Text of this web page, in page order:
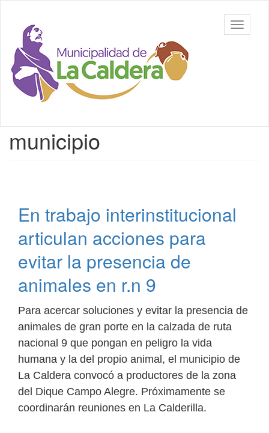
contenido
principal
Municipalidad
de La
Caldera,
Salta
barra
Contenido
municipio
En trabajo interinstitucional
articulan acciones para
evitar la presencia de
animales en r.n 9
Para acercar soluciones y evitar la presencia de
animales de gran porte en la calzada de ruta
nacional 9 que pongan en peligro la vida
humana y la del propio animal, el municipio de
La Caldera convocó a productores de la zona
del Dique Campo Alegre. Próximamente se
coordinarán reuniones en La Calderilla.